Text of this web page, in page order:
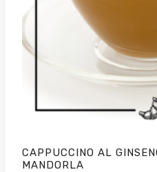
CAPPUCCINO AL
MANDORLA